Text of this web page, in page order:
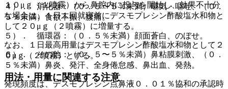
４）． 消化器：（０．５〜５％未満）嘔気・嘔吐、（０．
５％未満）食欲不振、腹痛。
５）． 循環器：（０．５％未満）顔面蒼白、のぼせ。
６）． その他：（０．５〜５％未満）鼻粘膜刺激、（０．
５％未満）鼻炎、発汗、全身倦怠感、鼻出血、発熱。
発現頻度は、デスモプレシン点鼻液０．０１％協和の承認時
１０μｇ（１噴霧）から鼻腔内に投与を開始し、効果不十分
な場合は、１日１回就寝前にデスモプレシン酢酸塩水和物と
して２０μｇ（２噴霧）に増量する。
なお、１日最高用量はデスモプレシン酢酸塩水和物として２
０μｇ（２噴霧）とする。
用法・用量に関連する注意